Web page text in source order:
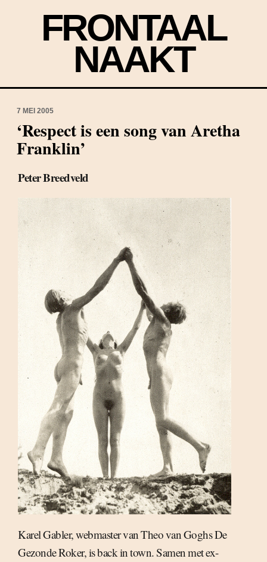
FRONTAAL
NAAKT
7 MEI 2005
‘Respect is een song van Aretha
Franklin’
Peter Breedveld
Karel Gabler, webmaster van Theo van Goghs De
Gezonde Roker, is back in town. Samen met ex-